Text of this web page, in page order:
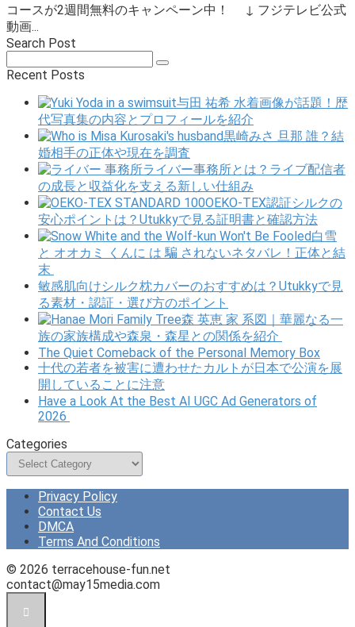
コースが2週間無料のキャンペーン中！ ↓ フジテレビ公式
動画...
Search Post
Recent Posts
与田 祐希 水着画像が話題！歴
代写真集の内容とプロフィールを紹介
黒崎みさ 旦那 誰？結
婚相手の正体や現在を調査
ライバー事務所とは？ライブ配信者
の成長と収益化を支える新しい仕組み
OEKO-TEX認証シルクの
安心ポイントは？Utukkyで見る証明書と確認方法
白雪
と オオカミ くんに は 騙 されないネタバレ！正体と結
末
敏感肌向けシルク枕カバーのおすすめは？Utukkyで見
る素材・認証・選び方のポイント
森 英恵 家 系図｜華麗なる一
族の家族構成や森泉・森星との関係を紹介
The Quiet Comeback of the Personal Memory Box
十代の若者を被害に遭わせたカルトが日本で公演を展
開していることに注意
Have a Look At the Best AI UGC Ad Generators of
2026
Categories
Categories
Privacy Policy
Contact Us
DMCA
Terms And Conditions
© 2026 terracehouse-fun.net
contact@may15media.com